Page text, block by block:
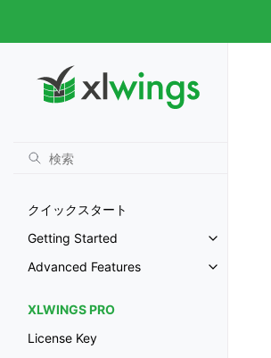
クイックスタート
Getting Started
Advanced Features
XLWINGS PRO
License Key